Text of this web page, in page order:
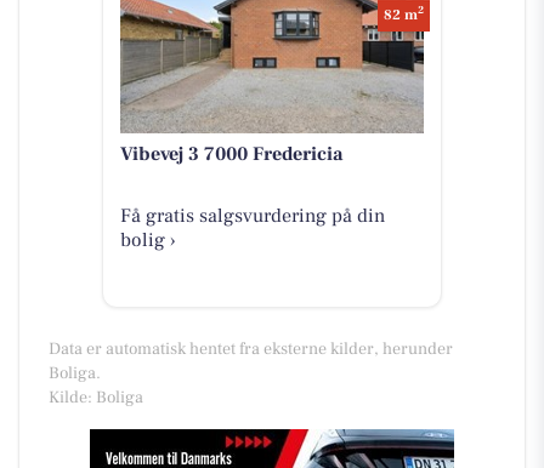
82 m2
Vibevej 3 7000 Fredericia
Få gratis salgsvurdering på din
bolig ›
Data er automatisk hentet fra eksterne kilder, herunder
Boliga.
Kilde: Boliga